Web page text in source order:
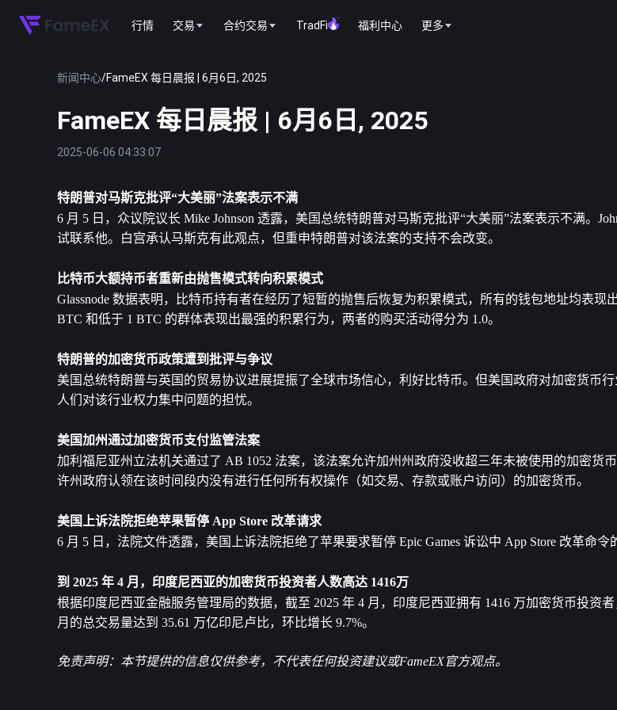
行情 交易 合约交易 TradFi 福利中心 更多
新闻中心/FameEX 每日晨报 | 6月6日, 2025
FameEX 每日晨报 | 6月6日, 2025
2025-06-06 04:33:07
特朗普对马斯克批评“大美丽”法案表示不满
6 月 5 日，众议院议长 Mike Johnson 透露，美国总统特朗普对马斯克批评“大美丽”法案表示不满。
试联系他。白宫承认马斯克有此观点，但重申特朗普对该法案的支持不会改变。
比特币大额持币者重新由抛售模式转向积累模式
Glassnode 数据表明，比特币持有者在经历了短暂的抛售后恢复为积累模式，所有的钱包地址均表现
BTC 和低于 1 BTC 的群体表现出最强的积累行为，两者的购买活动得分为 1.0。
特朗普的加密货币政策遭到批评与争议
美国总统特朗普与英国的贸易协议进展提振了全球市场信心，利好比特币。但美国政府对加密货币
人们对该行业权力集中问题的担忧。
美国加州通过加密货币支付监管法案
加利福尼亚州立法机关通过了 AB 1052 法案，该法案允许加州州政府没收超三年未被使用的加密货
许州政府认领在该时间段内没有进行任何所有权操作（如交易、存款或账户访问）的加密货币。
美国上诉法院拒绝苹果暂停 App Store 改革请求
6 月 5 日，法院文件透露，美国上诉法院拒绝了苹果要求暂停 Epic Games 诉讼中 App Store 改革命令
到 2025 年 4 月，印度尼西亚的加密货币投资者人数高达 1416万
根据印度尼西亚金融服务管理局的数据，截至 2025 年 4 月，印度尼西亚拥有 1416 万加密货币投资
月的总交易量达到 35.61 万亿印尼卢比，环比增长 9.7%。
免责声明：本节提供的信息仅供参考，不代表任何投资建议或FameEX官方观点。